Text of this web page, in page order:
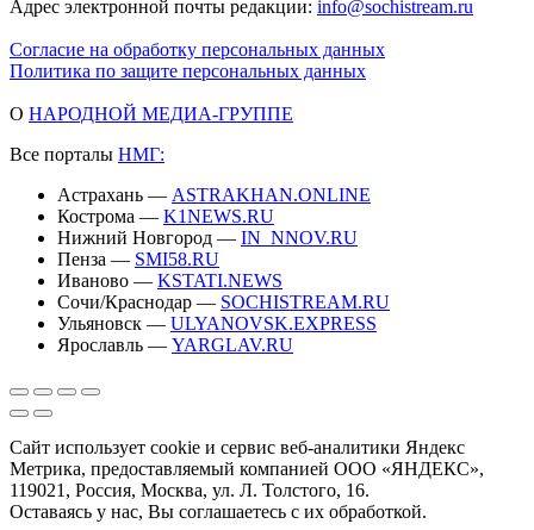
Адрес электронной почты редакции: info@sochistream.ru
Согласие на обработку персональных данных
Политика по защите персональных данных
О НАРОДНОЙ МЕДИА-ГРУППЕ
Все порталы НМГ:
Астрахань — ASTRAKHAN.ONLINE
Кострома — K1NEWS.RU
Нижний Новгород — IN_NNOV.RU
Пенза — SMI58.RU
Иваново — KSTATI.NEWS
Сочи/Краснодар — SOCHISTREAM.RU
Ульяновск — ULYANOVSK.EXPRESS
Ярославль — YARGLAV.RU
Сайт использует cookie и сервис веб-аналитики Яндекс
Метрика, предоставляемый компанией ООО «ЯНДЕКС»,
119021, Россия, Москва, ул. Л. Толстого, 16.
Оставаясь у нас, Вы соглашаетесь с их обработкой.